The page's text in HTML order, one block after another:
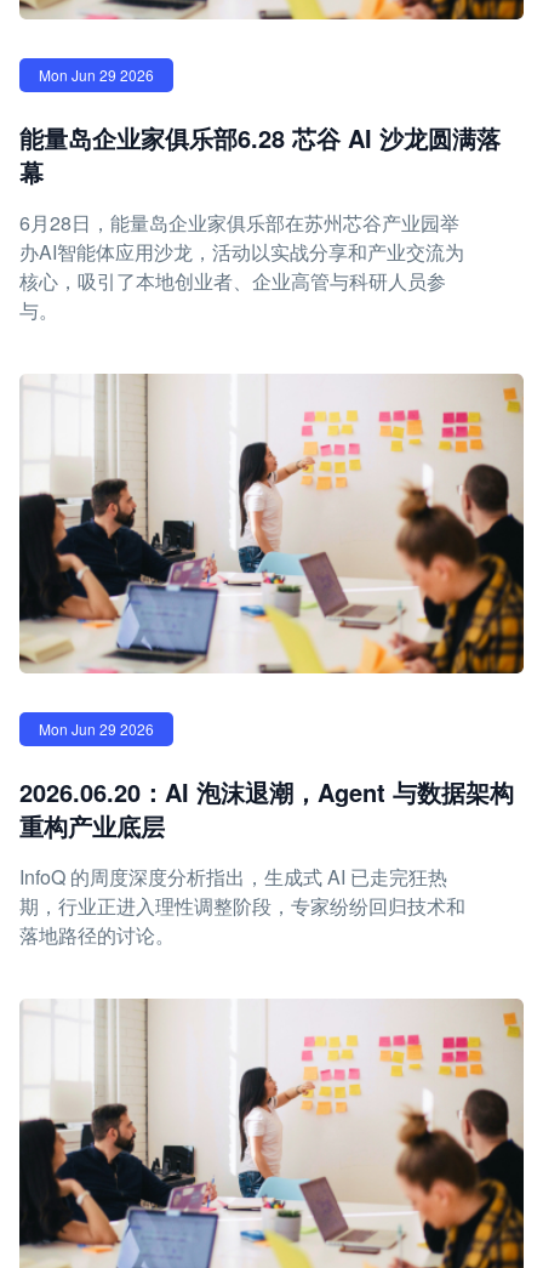
Mon Jun 29 2026
能量岛企业家俱乐部6.28 芯谷 AI 沙龙圆满落
幕
6月28日，能量岛企业家俱乐部在苏州芯谷产业园举
办AI智能体应用沙龙，活动以实战分享和产业交流为
核心，吸引了本地创业者、企业高管与科研人员参
与。
Mon Jun 29 2026
2026.06.20：AI 泡沫退潮，Agent 与数据架构
重构产业底层
InfoQ 的周度深度分析指出，生成式 AI 已走完狂热
期，行业正进入理性调整阶段，专家纷纷回归技术和
落地路径的讨论。